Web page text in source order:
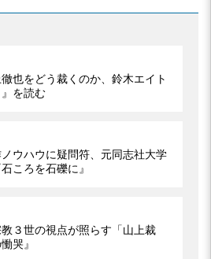
徹也をどう裁くのか、鈴木エイト
を読む
ノウハウに疑問符、元同志社大学
ころを石礫に』
教３世の視点が照らす「山上裁
哭』